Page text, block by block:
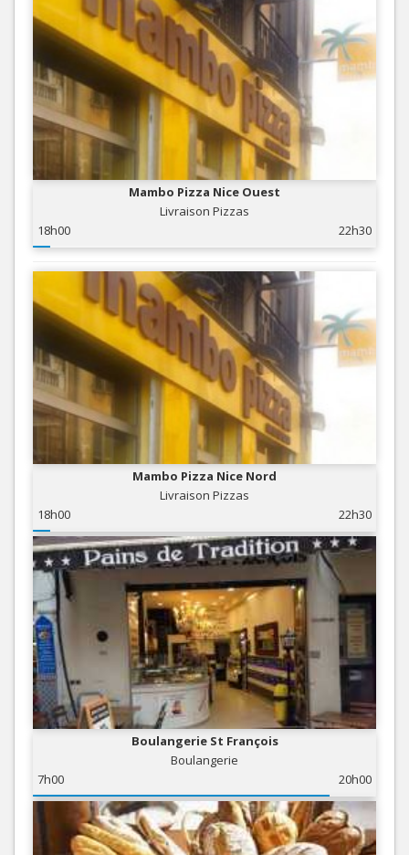
Mambo Pizza Nice Ouest
Livraison Pizzas
18h00
22h30
Mambo Pizza Nice Nord
Livraison Pizzas
18h00
22h30
Boulangerie St François
Boulangerie
7h00
20h00